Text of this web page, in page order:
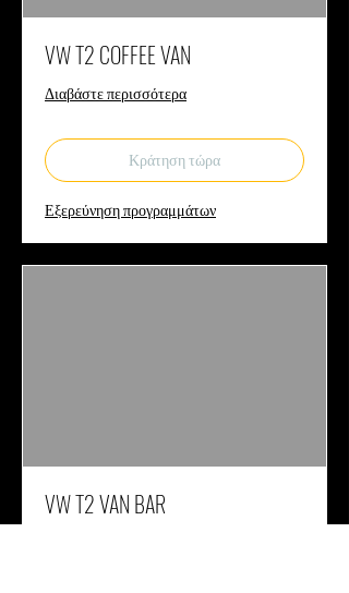
VW T2 COFFEE VAN
Διαβάστε περισσότερα
Κράτηση τώρα
Εξερεύνηση προγραμμάτων
VW T2 VAN BAR